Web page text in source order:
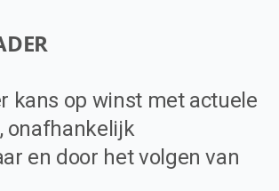
kans op winst met actuele
onafhankelijk
en door het volgen van